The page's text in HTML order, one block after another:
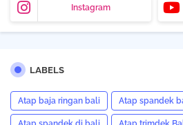
Instagram
LABELS
Atap baja ringan bali Atap spandek